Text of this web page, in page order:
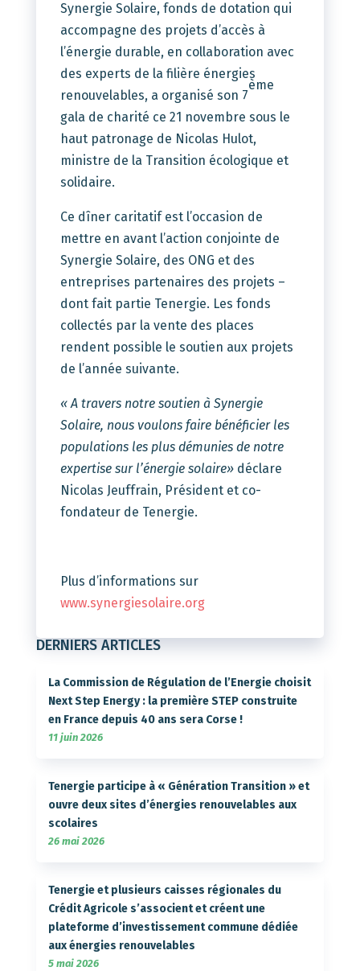
Synergie Solaire, fonds de dotation qui
accompagne des projets d’accès à
l’énergie durable, en collaboration avec
des experts de la filière énergies
renouvelables, a organisé son 7
ème
gala de charité ce 21 novembre sous le
haut patronage de Nicolas Hulot,
ministre de la Transition écologique et
solidaire.
Ce dîner caritatif est l’occasion de
mettre en avant l’action conjointe de
Synergie Solaire, des ONG et des
entreprises partenaires des projets –
dont fait partie Tenergie. Les fonds
collectés par la vente des places
rendent possible le soutien aux projets
de l’année suivante.
« A travers notre soutien à Synergie
Solaire, nous voulons faire bénéficier les
populations les plus démunies de notre
expertise sur l’énergie solaire»déclare
Nicolas Jeuffrain, Président et co-
fondateur de Tenergie.
Plus d’informations sur
www.synergiesolaire.org
DERNIERS ARTICLES
La Commission de Régulation de l’Energie choisit
Next Step Energy : la première STEP construite
en France depuis 40 ans sera Corse !
11 juin 2026
Tenergie participe à « Génération Transition » et
ouvre deux sites d’énergies renouvelables aux
scolaires
26 mai 2026
Tenergie et plusieurs caisses régionales du
Crédit Agricole s’associent et créent une
plateforme d’investissement commune dédiée
aux énergies renouvelables
5 mai 2026